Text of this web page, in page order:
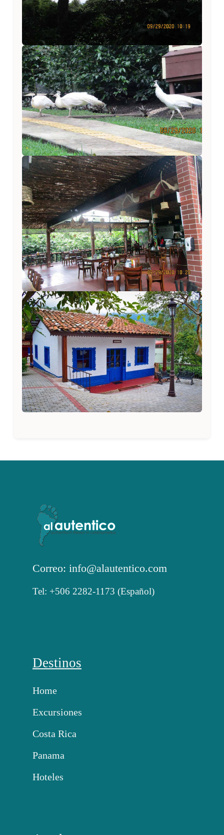
Correo: info@alautentico.com
Tel: +506 2282-1173 (Español)
Destinos
Home
Excursiones
Costa Rica
Panama
Hoteles